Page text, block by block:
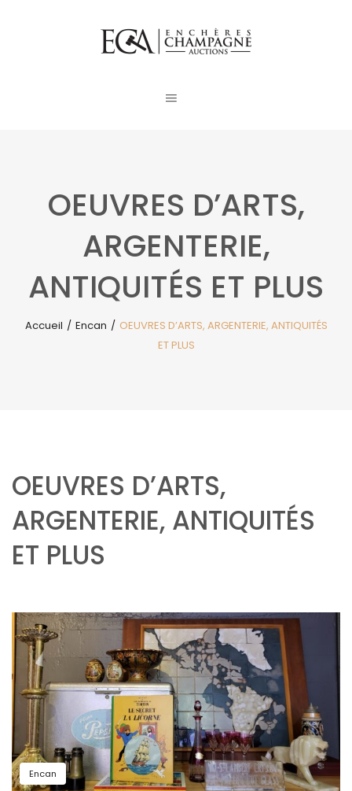
OEUVRES D’ARTS,
ARGENTERIE,
ANTIQUITÉS ET PLUS
Accueil / Encan / OEUVRES D’ARTS, ARGENTERIE, ANTIQUITÉS
ET PLUS
OEUVRES D’ARTS,
ARGENTERIE, ANTIQUITÉS
ET PLUS
Encan